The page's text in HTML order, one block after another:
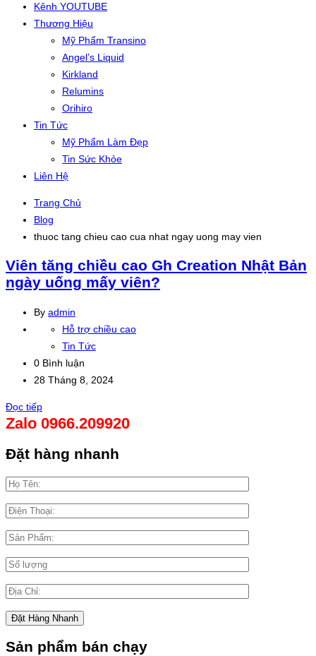
Kênh YOUTUBE
Thương Hiệu
Mỹ Phẩm Transino
Angel’s Liquid
Kirkland
Relumins
Orihiro
Tin Tức
Mỹ Phẩm Làm Đẹp
Tin Sức Khỏe
Liên Hệ
Trang Chủ
Blog
thuoc tang chieu cao cua nhat ngay uong may vien
Viên tăng chiều cao Gh Creation Nhật Bản
ngày uống mấy viên?
By admin
Hỗ trợ chiều cao
Tin Tức
0 Bình luận
28 Tháng 8, 2024
Đọc tiếp
Zalo 0966.209920
Đặt hàng nhanh
Sản phẩm bán chạy